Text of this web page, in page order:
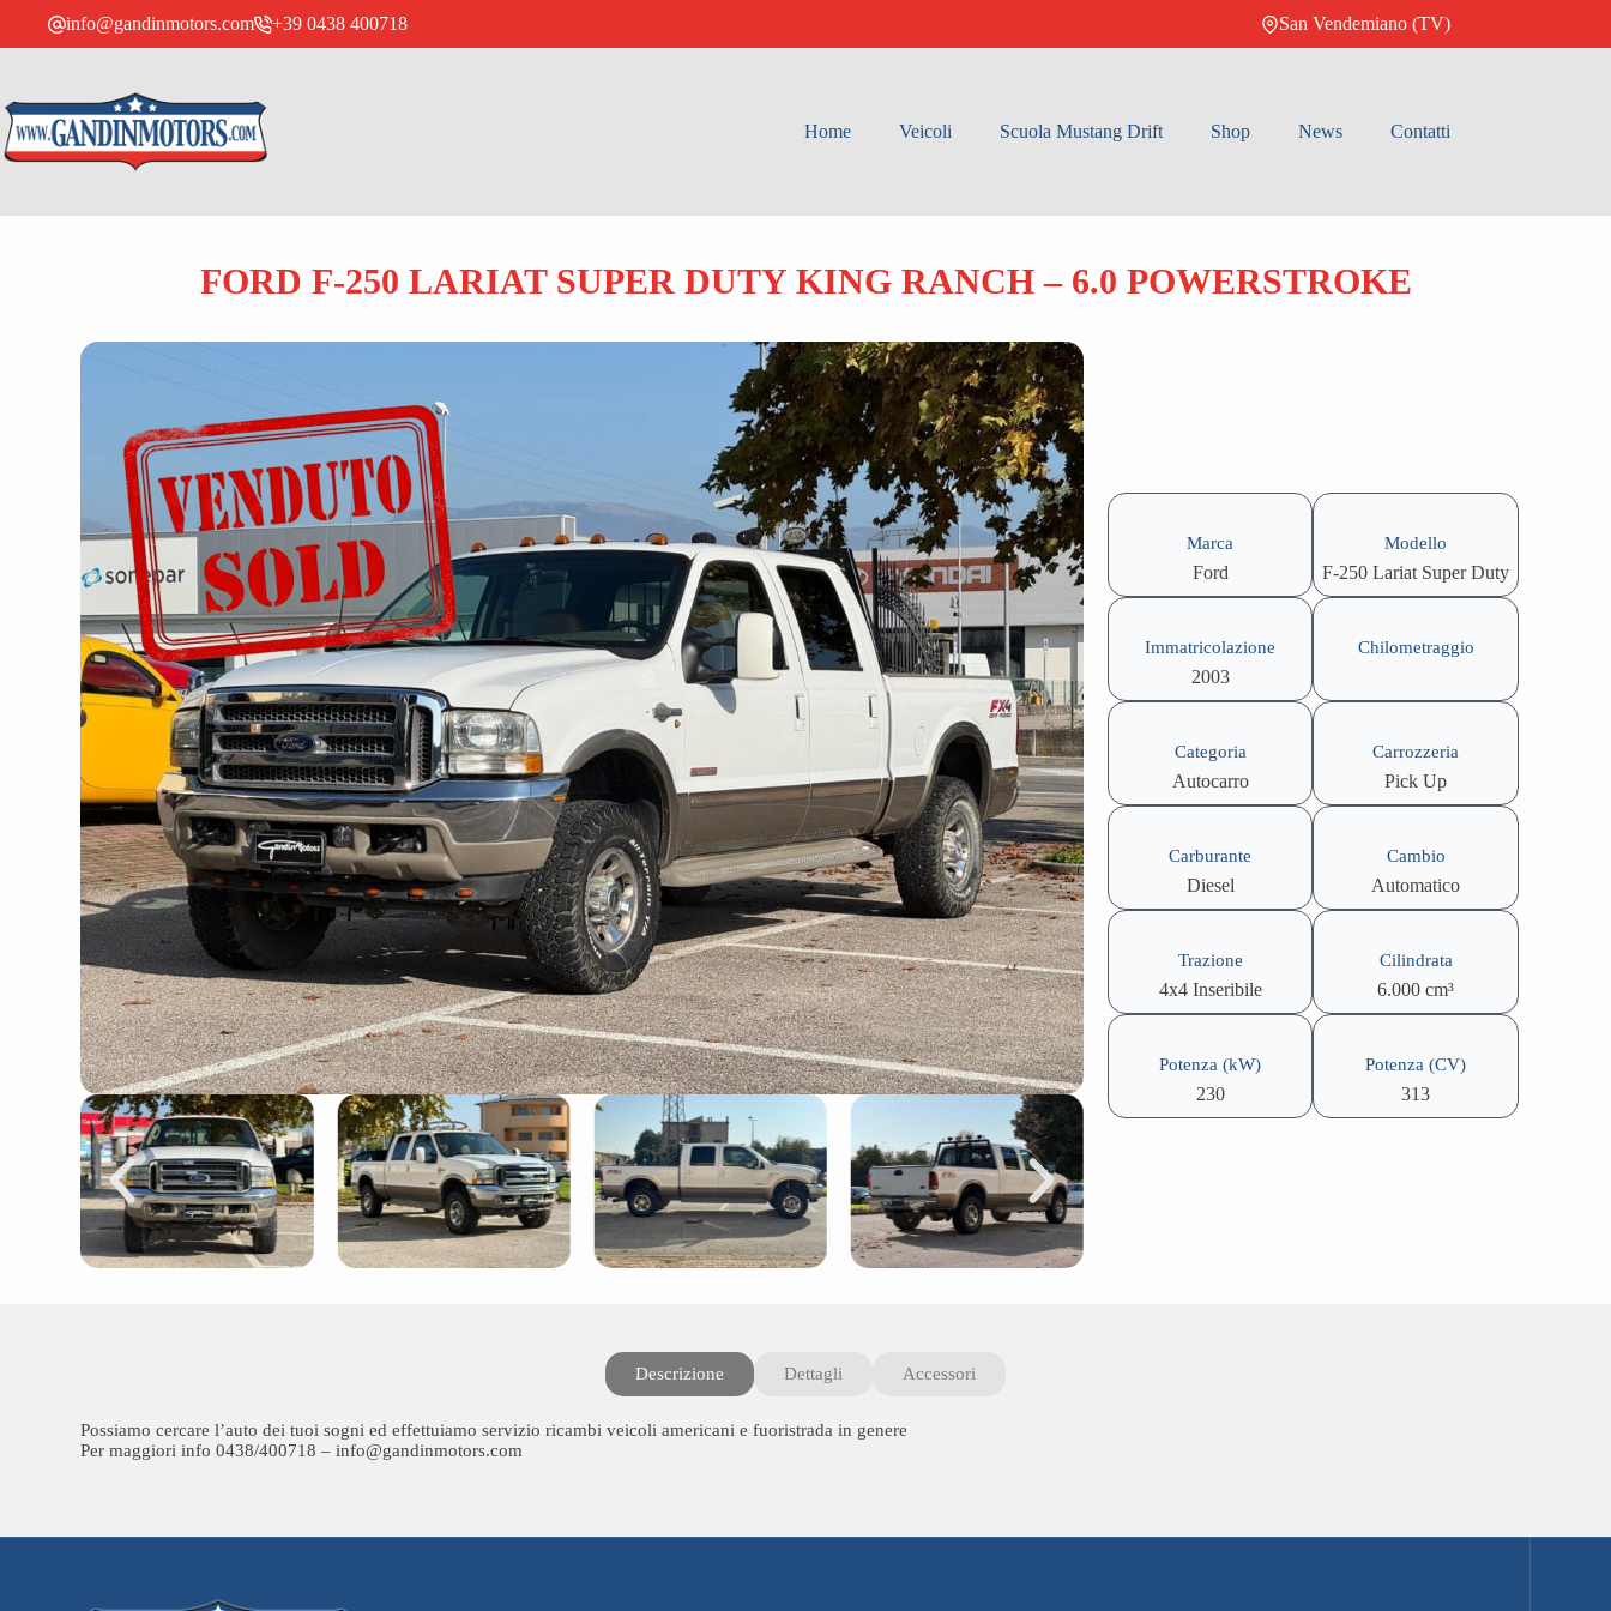
info@gandinmotors.com +39 0438 400718 San Vendemiano (TV)
Home Veicoli Scuola Mustang Drift Shop News Contatti
FORD F-250 LARIAT SUPER DUTY KING RANCH – 6.0 POWERSTROKE
Marca
Ford
Modello
F-250 Lariat Super Duty
Immatricolazione
2003
Chilometraggio
Categoria
Autocarro
Carrozzeria
Pick Up
Carburante
Diesel
Cambio
Automatico
Trazione
4x4 Inseribile
Cilindrata
6.000 cm³
Potenza (kW)
230
Potenza (CV)
313
Descrizione Dettagli Accessori
Possiamo cercare l’auto dei tuoi sogni ed effettuiamo servizio ricambi veicoli americani e fuoristrada in genere
Per maggiori info 0438/400718 – info@gandinmotors.com